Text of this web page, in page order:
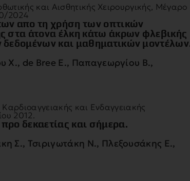
και Αισθητικής Χειρουργικής, Μέγαρο
2024
απο τη χρήση των οπτικών
στα άτονα έλκη κάτω άκρων φλεβικής
δεδομένων και μαθηματικών
Χ., de Bree E., Παπαγεωργίου Β.,
και Ενδαγγειακής
2012.
δεκαετίας και σήμερα.
Σ., Τσιριγωτάκη Ν., Πλεξουσάκης Ε.,